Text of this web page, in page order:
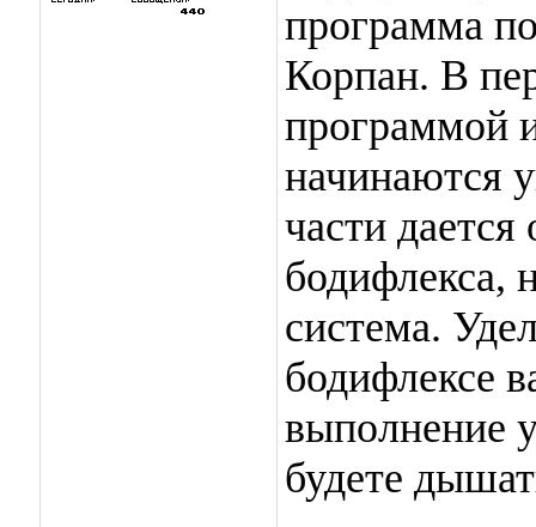
программа
Корпан. В
программой
начинаются
части
бодифлекса,
система.
бодифлексе
выполнение
будете